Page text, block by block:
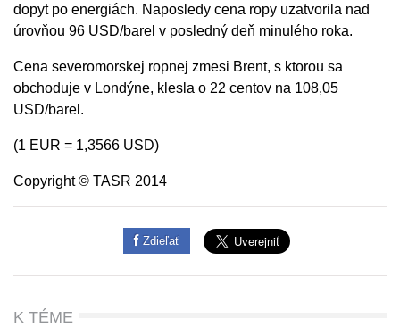
dopyt po energiách. Naposledy cena ropy uzatvorila nad
úrovňou 96 USD/barel v posledný deň minulého roka.
Cena severomorskej ropnej zmesi Brent, s ktorou sa
obchoduje v Londýne, klesla o 22 centov na 108,05
USD/barel.
(1 EUR = 1,3566 USD)
Copyright © TASR 2014
Zdieľať
K TÉME